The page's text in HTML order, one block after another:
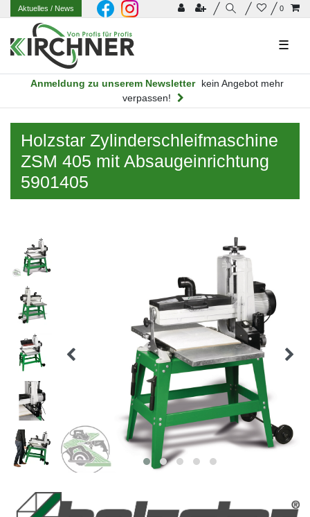
0
Aktuelles/ News
☰
Anmeldung zu unserem Newsletter
kein Angebot mehr
verpassen!
Holzstar Zylinderschleifmaschine
ZSM 405 mit Absaugeinrichtung
5901405